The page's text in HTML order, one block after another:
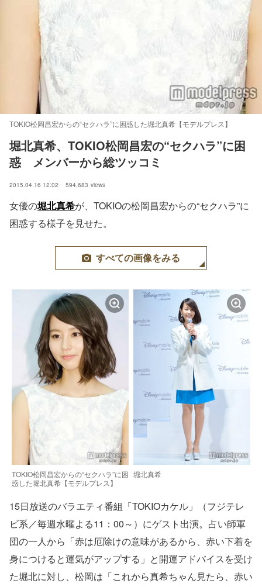
TOKIO松岡昌宏からの“セクハラ”に困惑した堀北真希【モデルプレス】
堀北真希、TOKIO松岡昌宏の“セクハラ”に困
惑　メンバーから総ツッコミ
2015.04.16 12:02 594,683 views
女優の堀北真希が、TOKIOの松岡昌宏からの“セクハラ”に
困惑する様子を見せた。
すべての画像をみる
TOKIO松岡昌宏からの“セクハラ”に困
惑した堀北真希【モデルプレス】
堀北真希
15日放送のバラエティ番組「TOKIOカケル」（フジテレ
ビ系／毎週水曜よる11：00～）にゲスト出演。占い師軍
団の一人から「赤は厄除けの意味があるから、赤い下着を
身につけると運気がアップする」と開運アドバイスを受け
た堀北に対し、松岡は「これから真希ちゃん見たら、赤い